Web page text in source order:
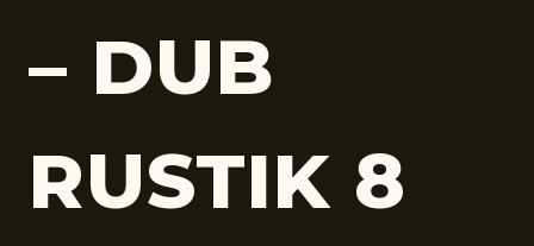
– DUB
RUSTIK 8